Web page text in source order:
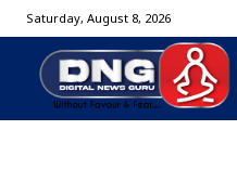
Saturday, August 8, 2026